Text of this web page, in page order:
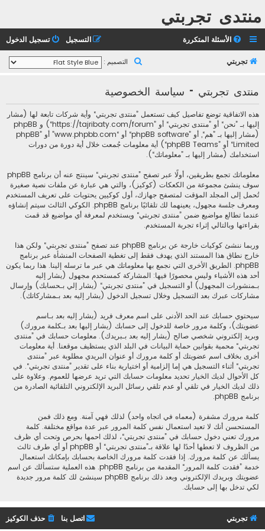
منتدى تجربتي
الأسئلة المتكررة تسجيل الدخول التسجيل
تجربتي التصميم :
ث
منتدى تجربتي - سياسة الخصوصية
هذه الاتفاقية توضع تفاصيل كيف تستعمل ”منتدى تجربتي“ وأية شركات تابعة لها (مشار
إليها بـ ”نحن“ أو ”منتدى تجربتي“ أو ”https://tajribaty.com/forum“) و phpBB
(مشار إليها بـ ”هم“, أو ”phpBB software“ أو “www.phpbb.com” أو ”phpBB
Limited“ أو ”phpBB Teams“) أية معلومات جُمعت خلال أية دورة من دورات
استخدامك (مشار إليها بـ ”معلوماتك“).
معلوماتك تجمع بطريقين، أولًا عبر تصفح ”منتدى تجربتي“ سينتج عنه أن برنامج phpBB
سوف ينشئ مجموعة من الكعكات (كوكيز)، والتي هي عبارة عن ملفات نصية صغيرة
تُحمل إلى المجلد المؤقت لمتصفح جهازك، أول كوكيين يحتويات على تعريف المستخدم
ومعرف جلسة مجهول، يعينهما لك تلقائيًا برنامج phpBB. الكوكي الثالث سيتم إنشاؤه
عندما تطالع مواضيع ضمن ”منتدى تجربتي“ ويستخدم لمعرفة أي مواضيع قد قمت
بقراءتها وبالتالي إثراء تجربة المستخدم.
وربما ننشئ كوكيات خارجة عن برنامج phpBB عند تصفح ”منتدى تجربتي“ ولكن هذا
خارج نطاق هذا المستند الذي يهدف فقط إلى تغطية الصفحات المنشأة عبر برنامج
phpBB. الطريق الأخرى التي نجمع بها معلوماتك هي عبر ما ترسله إلينا. هذا ربما يكون
أحد هذه الأشياء وليس محصورًا فيها: المشاركة كمستحدم مجهول (يشار إليه
بـمنشورات المجهول) أو التسجيل في ”منتدى تجربتي“ (يشار إلي بـحسابك) وإرسال
مشاركات عبرك بعد التسجيل وخلال تسجيل الدخول (يشار إليه بعد بـمشاركاتك).
سيحتوي حسابك عند الحد الأدنى على اسم معرف فريد (يشار إليه بعد بـاسم
عضويتك)، وكلمة مرور خاصة للدخول إلى حسابك (يشار إليها بعد بـكلمة مرورك)
وبريد إلكتروني شخصي صالح (يشار إليه بعد بـبريدك). معلومات حسابك في ”منتدى
تجربتي“ محمية بقوانين حماية البيانات في البلد الذي يستظيف موقعنا. أية معلومات
أخرى بخلاف اسم عضويتك أو كلمة مرورك أو عنوان البريدي مطلوبة عبر ”منتدى
تجربتي“ أثناء التسجيل هي إما إلزامية أو اختيارية بناء على تقدير ”منتدى تجربتي“. في
كل الأحوال لديك الخيار تحديد معلومات حسابك التي تريد عرضها للعموم. وعلاوة على
ذلك لديك الخيار في تلقي أو عدم تلقي رسائل البريد الإلكتروني التلقائية الصادرة من
برنامج phpBB.
كلمة مرورك مشفرة (معماه في اتجاه واحد) لذلك فهي آمنة. ومع ذلك فمن
المستحسن أنك لا تعيد استعمال نفس كلمة المرور عبر عدة مواقع مختلفة. كلمة
مرورك تعني دخول حسابك في ”منتدى تجربتي“، لذلك احمها بحرص وتحت أي ظرف
من الظروف لا تعطها أحدًا لها علاقة بـ”منتدى تجربتي“ أو phpBB أو أي طرف ثالث
يسألك عن كلمة مرورك. إذا فقدت كلمة مرورك الخاصة بحسابك بإمكانك استعمال
خدمة ”فقدت كلمة المرور“ المقدمة من برنامج phpBB. هذه العملية ستسألك عن اسم
عضويتك وبريدك الإلكتروني وبعد ذلك برنامج phpBB سينشئ لك كلمة مرور جديدة
لكي تدخل بها إلى حسابك.
تجربتي حذف الكوكيز اتصل بنا